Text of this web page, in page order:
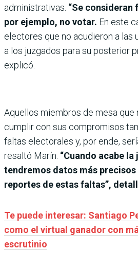
administrativas. “Se
por ejemplo, no votar. En este
electores que no acudieron a las
a los juzgados para su posterior
explicó.
Aquellos miembros de mesa que
cumplir con sus compromisos
faltas electorales y, por ende,
resaltó Marín. “Cuando acabe
tendremos datos más
reportes de estas faltas”,
Te puede interesar: Santiago
como el virtual ganador con
escrutinio